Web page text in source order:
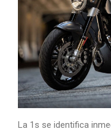
La 1s se identifica